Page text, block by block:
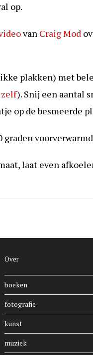
op.
van Craig Mod
plakken) met
zelf). Snij een aantal
op de besmeerde
laat even
Over
boeken
fotografie
kunst
muziek